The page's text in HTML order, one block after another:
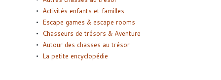
Activités enfants et familles
Escape games & escape rooms
Chasseurs de trésors & Aventure
Autour des chasses au trésor
La petite encyclopédie